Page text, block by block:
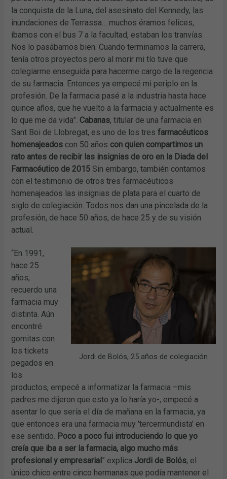
la conquista de la Luna, del asesinato del Kennedy, las
inundaciones de Terrassa… muchos éramos felices,
íbamos con el bus 7 a la facultad, estaban los tranvías.
Nos lo pasábamos bien. Cuando terminamos la carrera,
tenía otros proyectos pero al morir mi tío tuve que
colegiarme enseguida para hacerme cargo de la regencia
de su farmacia. Entonces ya empecé mi periplo en la
profesión. De la farmacia pasé a la industria hasta hace
quince años, que he vuelto a la farmacia y actualmente es
lo que me da vida”. Cabanas, titular de una farmacia en
Sant Boi de Llobregat, es uno de los tres farmacéuticos
homenajeados con 50 años con quien compartimos un
rato antes de recibir las insignias de oro en la Diada del
Farmacéutico de 2015 Sin embargo, también contamos
con el testimonio de otros tres farmacéuticos
homenajeados las insignias de plata para el cuarto de
siglo de colegiación. Todos nos dan una pincelada de la
profesión, de hace 50 años, de hace 25 y de su visión
actual.
Jordi de Bolós, 25 años de colegiación
“En 1991,
hace 25
años,
recuerdo una
farmacia muy
distinta. Aún
encontré
gomitas con
los tickets
pegados en
los
productos, empecé a informatizar la farmacia –mis
padres me dijeron que esto ya lo haría yo-, empecé a
asentar lo que sería el día de mañana en la farmacia, ya
que entonces era una farmacia muy 'tercermundista' en
ese sentido. Poco a poco fui introduciendo lo que yo
creía que iba a ser la farmacia, algo mucho más
profesional y empresarial” explica Jordi de Bolós, el
único chico entre cinco hermanas que podía mantener el